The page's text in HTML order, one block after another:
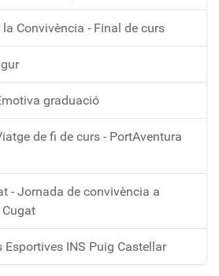
la Convivència - Final de curs
graduació
de fi de curs - PortAventura
- Jornada de convivència a
Cugat
Esportives INS Puig Castellar